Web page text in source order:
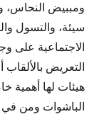
ومببيض النحاس،
سيئة، والتسول
الاجتماعية على
التعريض
هيئات لها أهمية
الباشوات ومن